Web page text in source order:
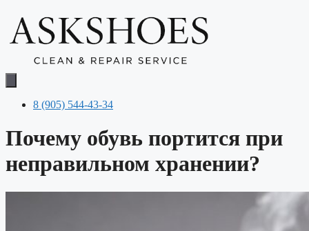
8 (905) 544-43-34
Почему обувь портится при
неправильном хранении?